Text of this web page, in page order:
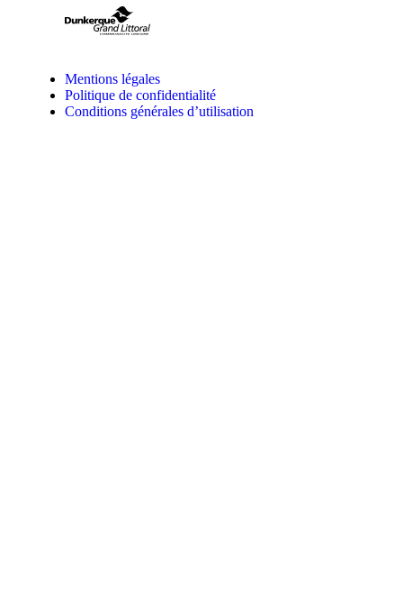
Mentions légales
Politique de confidentialité
Conditions générales d’utilisation